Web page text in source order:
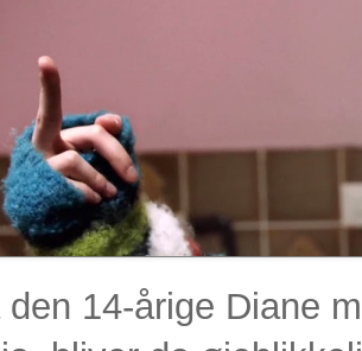
den 14-årige Diane